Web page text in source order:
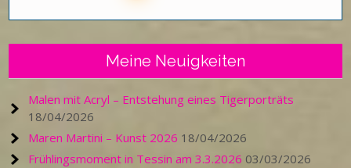
Meine Neuigkeiten
Malen mit Acryl – Entstehung eines Tigerporträts
18/04/2026
Maren Martini – Kunst 2026 18/04/2026
Frühlingsmoment in Tessin am 3.3.2026 03/03/2026